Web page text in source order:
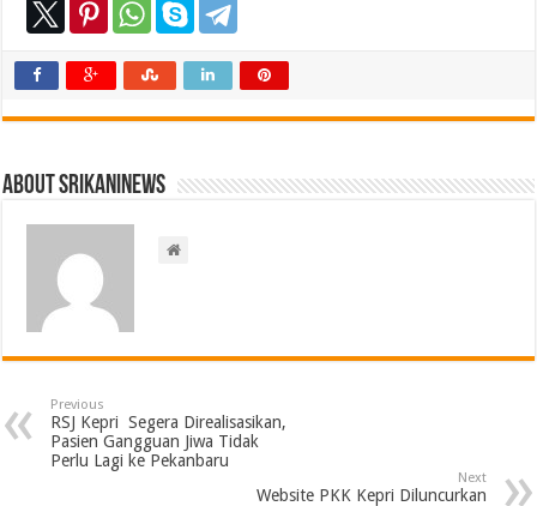
About srikaninews
Previous
RSJ Kepri Segera Direalisasikan,
Pasien Gangguan Jiwa Tidak
Perlu Lagi ke Pekanbaru
Next
Website PKK Kepri Diluncurkan